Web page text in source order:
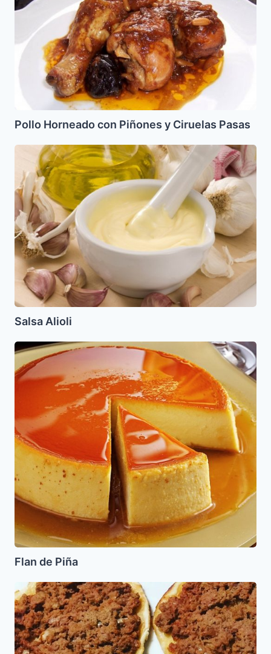
con
Piñones
Ciruelas
Pollo Horneado con Piñones y Ciruelas Pasas
Salsa
Alioli
Salsa Alioli
Flan
de
Piña
Flan de Piña
Lajmayin
Faciles